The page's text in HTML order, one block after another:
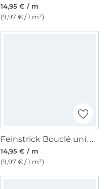
14,95 € / m
(9,97 € / 1 m²)
Feinstrick Bouclé uni, wollweiss
14,95 € / m
(9,97 € / 1 m²)